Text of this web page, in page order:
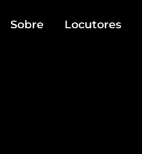
Sobre Locutores